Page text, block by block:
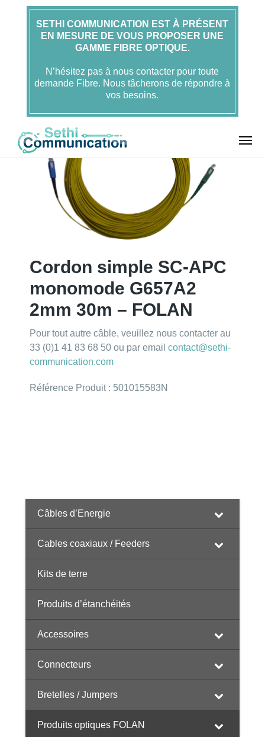
SETHI COMMUNICATION EST À PRÉSENT
EN MESURE DE VOUS PROPOSER UNE
GAMME FIBRE OPTIQUE.
N’hésitez pas à nous contacter pour toute
demande Fibre. Nous tâcherons de répondre à
vos besoins.
Cordons Cordons autres
Cordon simple SC-
Cordon simple SC-APC
monomode G657A2
2mm 30m – FOLAN
Pour tout autre câble, veuillez nous contacter au
33 (0)1 41 83 68 50 ou par emailcontact@sethi-
communication.com
Référence Produit : 501015583N
Câbles d’Energie
Cables coaxiaux / Feeders
Kits de terre
Produits d’étanchéités
Accessoires
Connecteurs
Bretelles / Jumpers
Produits optiques FOLAN